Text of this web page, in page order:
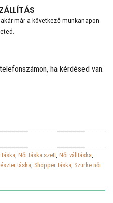
már a következő munkanapon
telefonszámon, ha kérdésed van.
, Női táska szett, Női válltáska,
táska, Shopper táska, Szürke női